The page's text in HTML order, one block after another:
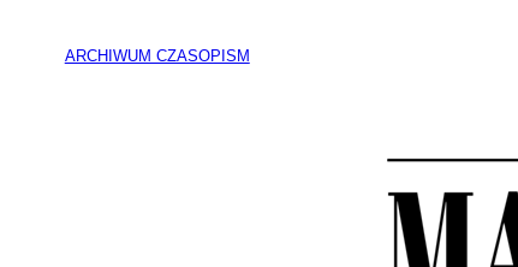
ARCHIWUM CZASOPISM